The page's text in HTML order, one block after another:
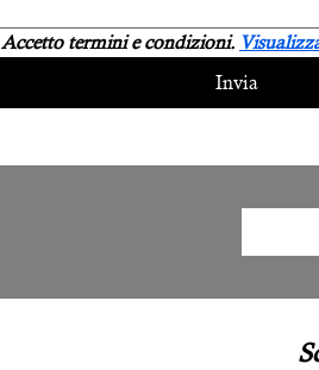
Accetto termini e condizioni.
Invia